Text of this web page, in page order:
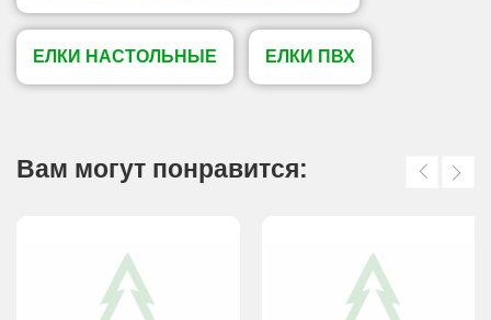
ЕЛКИ НАСТОЛЬНЫЕ ЕЛКИ ПВХ
Вам могут понравится: